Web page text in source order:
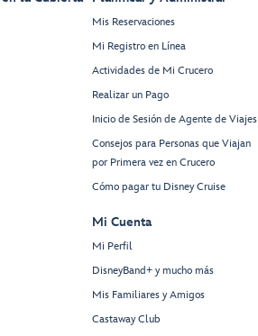
Mis Reservaciones
Mi Registro en Línea
Actividades de Mi Crucero
Realizar un Pago
Inicio de Sesión de Agente de Viajes
Consejos para Personas que Viajan
por Primera vez en Crucero
Cómo pagar tu Disney Cruise
Mi Cuenta
Mi Perfil
DisneyBand+ y mucho más
Mis Familiares y Amigos
Castaway Club